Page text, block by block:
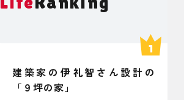
建築家の伊礼智さん設計の
「９坪の家」